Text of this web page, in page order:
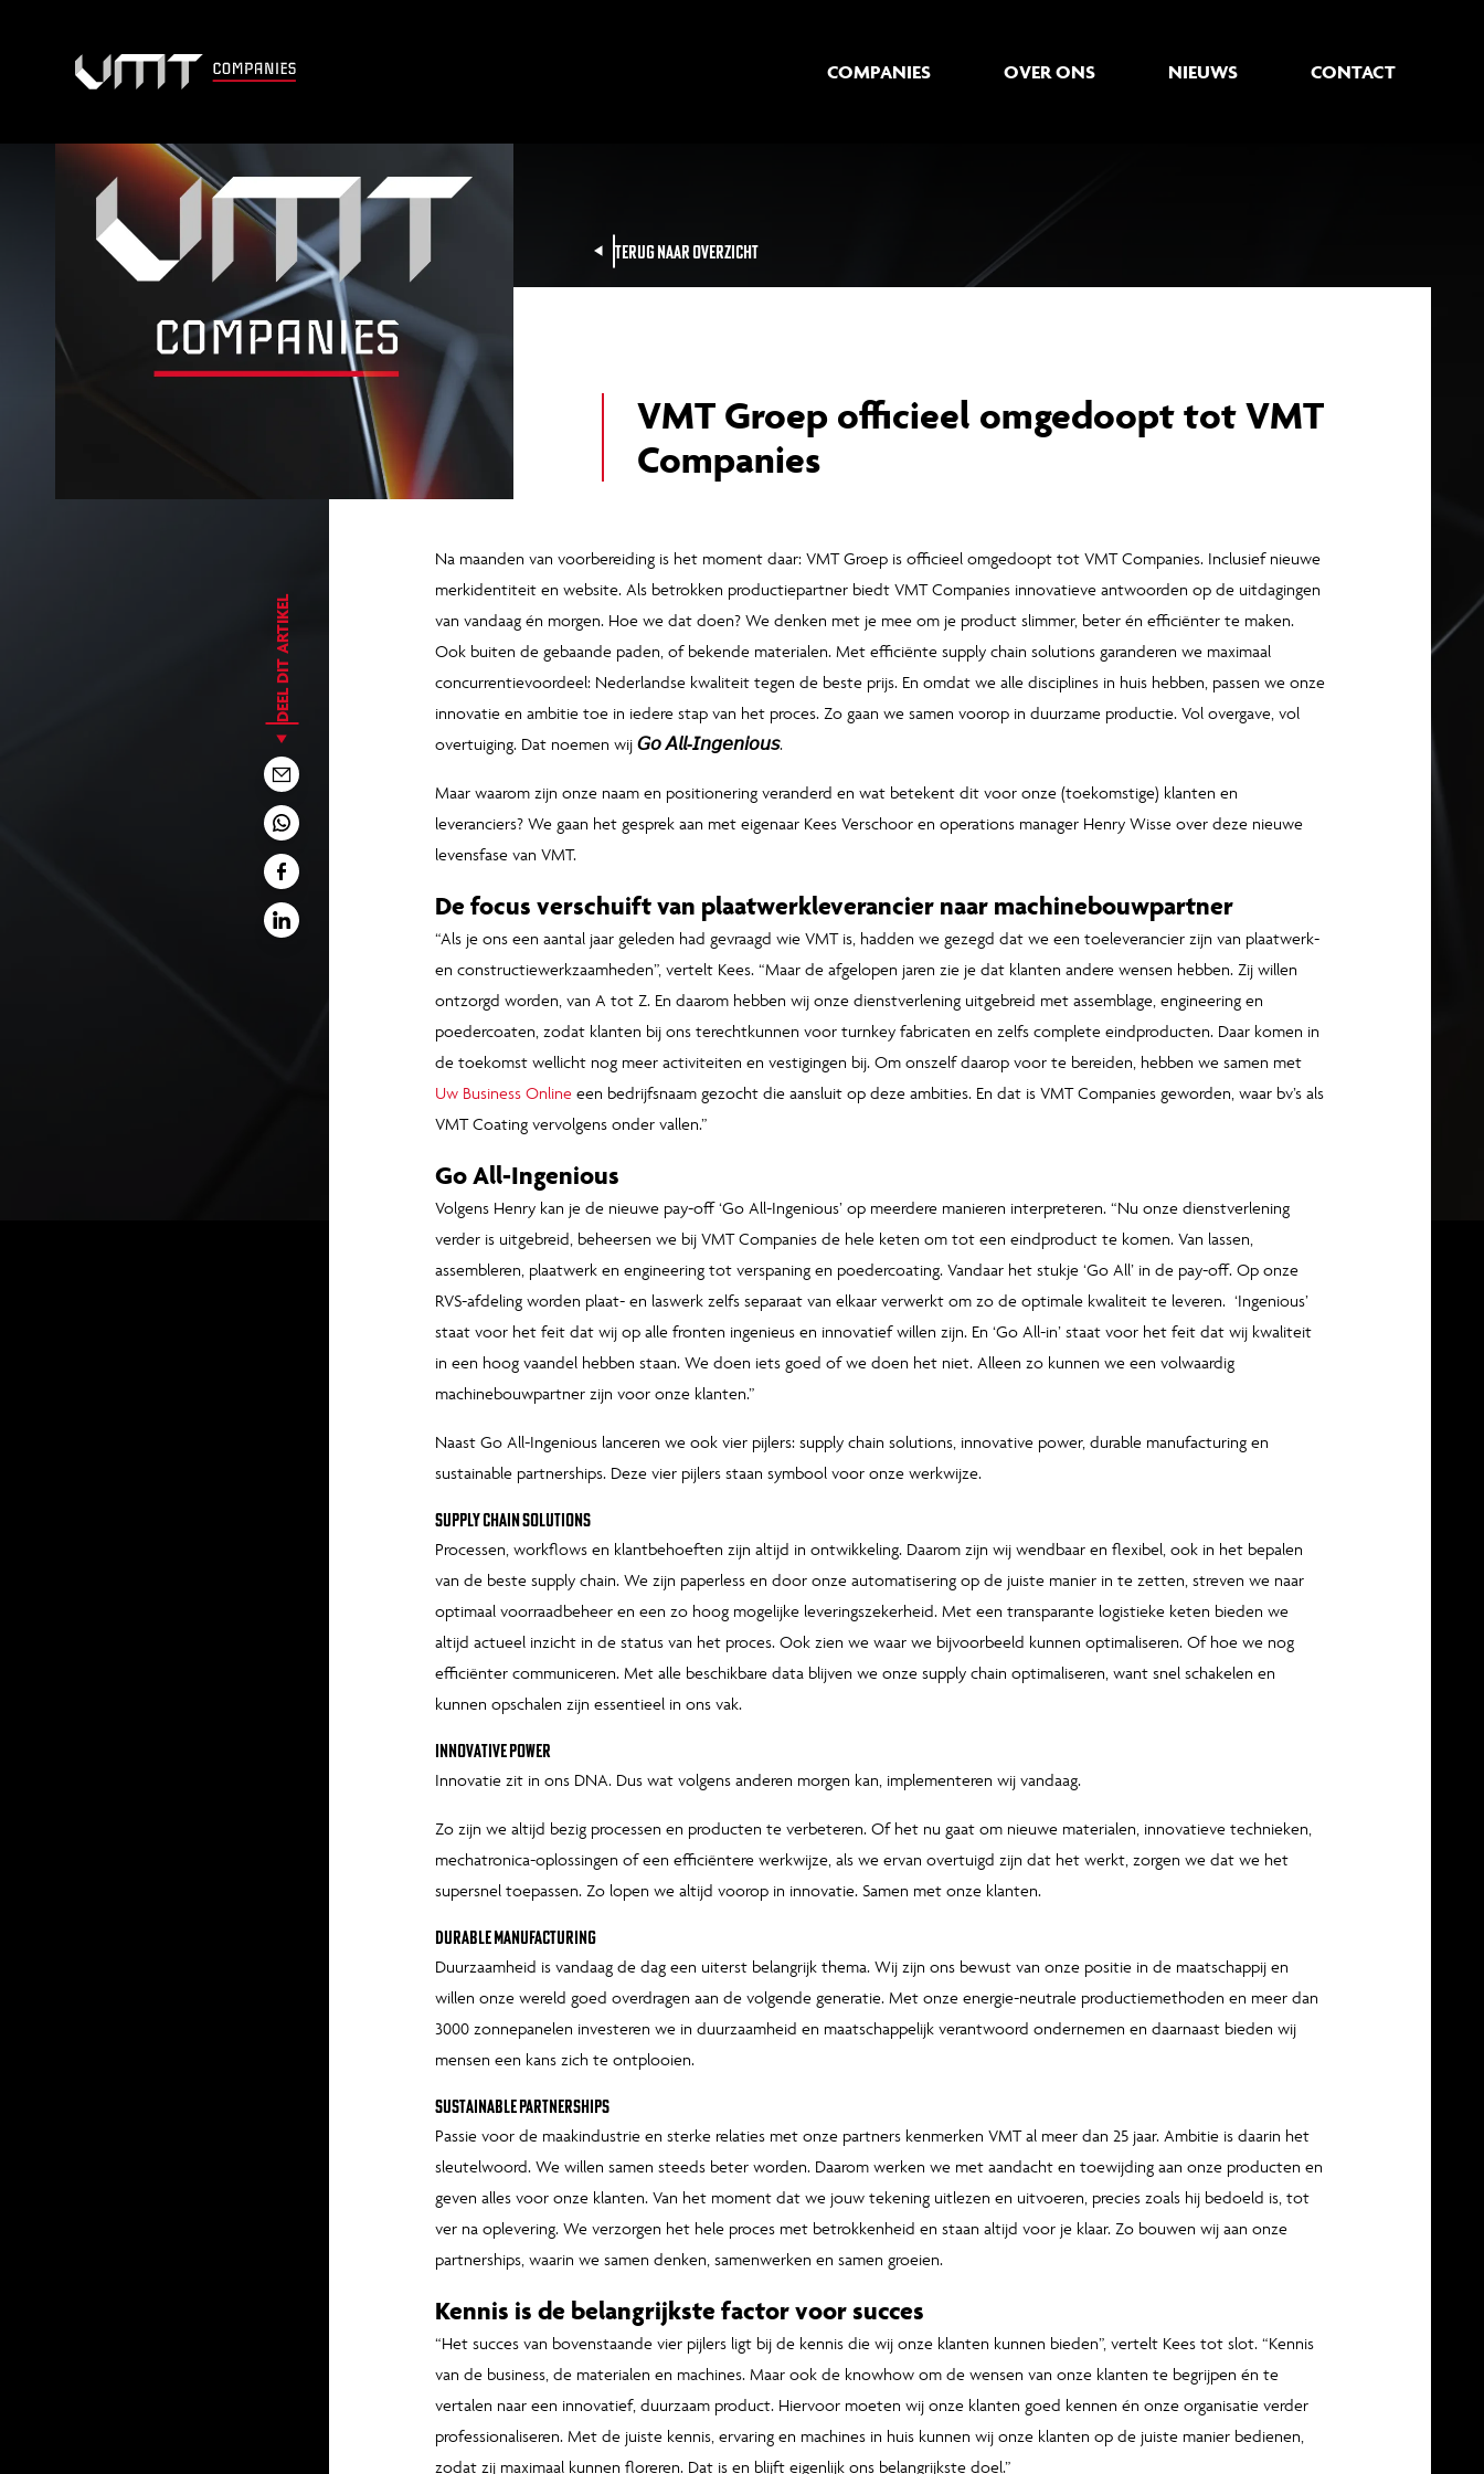
COMPANIES OVER ONS NIEUWS CONTACT
DEEL DIT ARTIKEL
TERUG NAAR OVERZICHT
VMT Groep officieel omgedoopt tot VMT
Companies
Na maanden van voorbereiding is het moment daar: VMT Groep is officieel omgedoopt tot VMT Companies. Inclusief nieuwe
merkidentiteit en website. Als betrokken productiepartner biedt VMT Companies innovatieve antwoorden op de uitdagingen
van vandaag én morgen. Hoe we dat doen? We denken met je mee om je product slimmer, beter én efficiënter te maken.
Ook buiten de gebaande paden, of bekende materialen. Met efficiënte supply chain solutions garanderen we maximaal
concurrentievoordeel: Nederlandse kwaliteit tegen de beste prijs. En omdat we alle disciplines in huis hebben, passen we onze
innovatie en ambitie toe in iedere stap van het proces. Zo gaan we samen voorop in duurzame productie. Vol overgave, vol
overtuiging. Dat noemen wij 𝘎𝘰 𝘈𝘭𝘭-𝘐𝘯𝘨𝘦𝘯𝘪𝘰𝘶𝘴.
Maar waarom zijn onze naam en positionering veranderd en wat betekent dit voor onze (toekomstige) klanten en
leveranciers? We gaan het gesprek aan met eigenaar Kees Verschoor en operations manager Henry Wisse over deze nieuwe
levensfase van VMT.
De focus verschuift van plaatwerkleverancier naar machinebouwpartner
“Als je ons een aantal jaar geleden had gevraagd wie VMT is, hadden we gezegd dat we een toeleverancier zijn van plaatwerk-
en constructiewerkzaamheden”, vertelt Kees. “Maar de afgelopen jaren zie je dat klanten andere wensen hebben. Zij willen
ontzorgd worden, van A tot Z. En daarom hebben wij onze dienstverlening uitgebreid met assemblage, engineering en
poedercoaten, zodat klanten bij ons terechtkunnen voor turnkey fabricaten en zelfs complete eindproducten. Daar komen in
de toekomst wellicht nog meer activiteiten en vestigingen bij. Om onszelf daarop voor te bereiden, hebben we samen met
Uw Business Onlineeen bedrijfsnaam gezocht die aansluit op deze ambities. En dat is VMT Companies geworden, waar bv’s als
VMT Coating vervolgens onder vallen.”
Go All-Ingenious
Volgens Henry kan je de nieuwe pay-off ‘Go All-Ingenious’ op meerdere manieren interpreteren. “Nu onze dienstverlening
verder is uitgebreid, beheersen we bij VMT Companies de hele keten om tot een eindproduct te komen. Van lassen,
assembleren, plaatwerk en engineering tot verspaning en poedercoating. Vandaar het stukje ‘Go All’ in de pay-off. Op onze
RVS-afdeling worden plaat- en laswerk zelfs separaat van elkaar verwerkt om zo de optimale kwaliteit te leveren. ‘Ingenious’
staat voor het feit dat wij op alle fronten ingenieus en innovatief willen zijn. En ‘Go All-in’ staat voor het feit dat wij kwaliteit
in een hoog vaandel hebben staan. We doen iets goed of we doen het niet. Alleen zo kunnen we een volwaardig
machinebouwpartner zijn voor onze klanten.”
Naast Go All-Ingenious lanceren we ook vier pijlers: supply chain solutions, innovative power, durable manufacturing en
sustainable partnerships. Deze vier pijlers staan symbool voor onze werkwijze.
Supply chain solutions
Processen, workflows en klantbehoeften zijn altijd in ontwikkeling. Daarom zijn wij wendbaar en flexibel, ook in het bepalen
van de beste supply chain. We zijn paperless en door onze automatisering op de juiste manier in te zetten, streven we naar
optimaal voorraadbeheer en een zo hoog mogelijke leveringszekerheid. Met een transparante logistieke keten bieden we
altijd actueel inzicht in de status van het proces. Ook zien we waar we bijvoorbeeld kunnen optimaliseren. Of hoe we nog
efficiënter communiceren. Met alle beschikbare data blijven we onze supply chain optimaliseren, want snel schakelen en
kunnen opschalen zijn essentieel in ons vak.
Innovative power
Innovatie zit in ons DNA. Dus wat volgens anderen morgen kan, implementeren wij vandaag.
Zo zijn we altijd bezig processen en producten te verbeteren. Of het nu gaat om nieuwe materialen, innovatieve technieken,
mechatronica-oplossingen of een efficiëntere werkwijze, als we ervan overtuigd zijn dat het werkt, zorgen we dat we het
supersnel toepassen. Zo lopen we altijd voorop in innovatie. Samen met onze klanten.
Durable manufacturing
Duurzaamheid is vandaag de dag een uiterst belangrijk thema. Wij zijn ons bewust van onze positie in de maatschappij en
willen onze wereld goed overdragen aan de volgende generatie. Met onze energie-neutrale productiemethoden en meer dan
3000 zonnepanelen investeren we in duurzaamheid en maatschappelijk verantwoord ondernemen en daarnaast bieden wij
mensen een kans zich te ontplooien.
Sustainable partnerships
Passie voor de maakindustrie en sterke relaties met onze partners kenmerken VMT al meer dan 25 jaar. Ambitie is daarin het
sleutelwoord. We willen samen steeds beter worden. Daarom werken we met aandacht en toewijding aan onze producten en
geven alles voor onze klanten. Van het moment dat we jouw tekening uitlezen en uitvoeren, precies zoals hij bedoeld is, tot
ver na oplevering. We verzorgen het hele proces met betrokkenheid en staan altijd voor je klaar. Zo bouwen wij aan onze
partnerships, waarin we samen denken, samenwerken en samen groeien.
Kennis is de belangrijkste factor voor succes
“Het succes van bovenstaande vier pijlers ligt bij de kennis die wij onze klanten kunnen bieden”, vertelt Kees tot slot. “Kennis
van de business, de materialen en machines. Maar ook de knowhow om de wensen van onze klanten te begrijpen én te
vertalen naar een innovatief, duurzaam product. Hiervoor moeten wij onze klanten goed kennen én onze organisatie verder
professionaliseren. Met de juiste kennis, ervaring en machines in huis kunnen wij onze klanten op de juiste manier bedienen,
zodat zij maximaal kunnen floreren. Dat is en blijft eigenlijk ons belangrijkste doel.”